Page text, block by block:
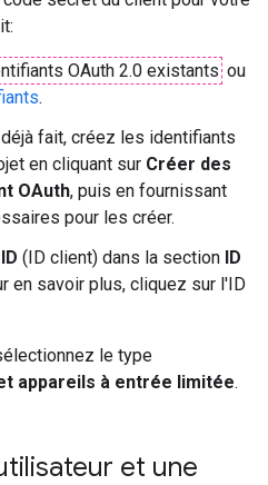
OAuth 2.0 existants ou
.
fait, créez les identifiants
en cliquant sur Créer des
OAuth, puis en fournissant
pour les créer.
(ID client) dans la section ID
en savoir plus, cliquez sur l'ID
le type
appareils à entrée limitée.
et une